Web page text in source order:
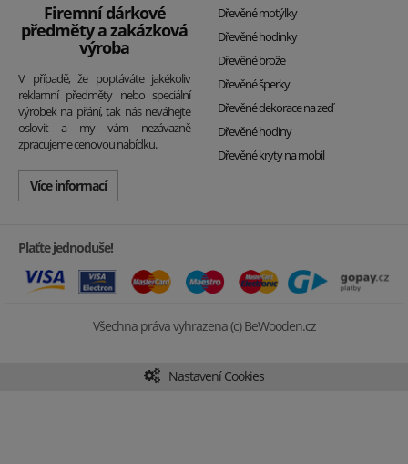
Firemní dárkové
předměty a zakázková
výroba
V případě, že poptáváte jakékoliv
reklamní předměty nebo speciální
výrobek na přání, tak nás neváhejte
oslovit a my vám nezávazně
zpracujeme cenovou nabídku.
Více informací
Dřevěné motýlky
Dřevěné hodinky
Dřevěné brože
Dřevěné šperky
Dřevěné dekorace na zeď
Dřevěné hodiny
Dřevěné kryty na mobil
Plaťte jednoduše!
Všechna práva vyhrazena (c) BeWooden.cz
Nastavení Cookies